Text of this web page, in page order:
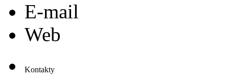
E-mail
Web
Kontakty